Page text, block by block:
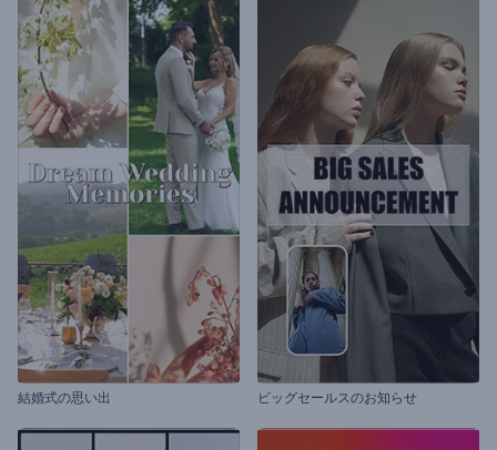
結婚式の思い出 ビッグセールスのお知らせ